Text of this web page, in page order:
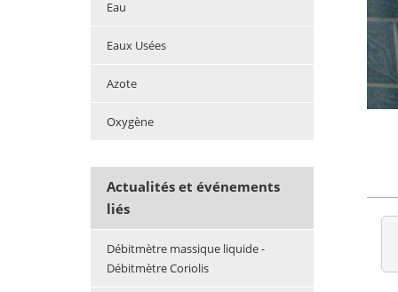
Eau
Eaux Usées
Azote
Oxygène
Actualités et événements
liés
Débitmètre massique liquide -
Débitmètre Coriolis